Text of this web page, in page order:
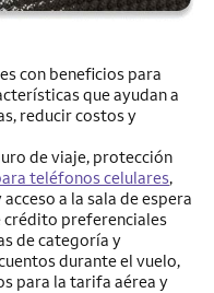
con beneficios para
que ayudan a
reducir costos y
de viaje, protección
teléfonos celulares,
a la sala de espera
crédito preferenciales
de categoría y
durante el vuelo,
para la tarifa aérea y